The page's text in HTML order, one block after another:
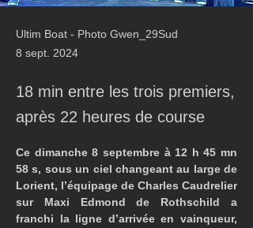
Ultim Boat - Photo Gwen_29Sud
8 sept. 2024
18 min entre les trois premiers,
après 22 heures de course
Ce dimanche 8 septembre à 12 h 45 mn
58 s, sous un ciel changeant au large de
Lorient, l’équipage de Charles Caudrelier
sur Maxi Edmond de Rothschild a
franchi la ligne d’arrivée en vainqueur,